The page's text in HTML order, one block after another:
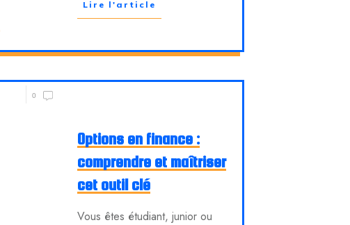
Lire l'article
0
Options en finance :
comprendre et maîtriser
cet outil clé
Vous êtes étudiant, junior ou